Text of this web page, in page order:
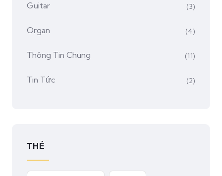
Guitar (3)
Organ (4)
Thông Tin Chung (11)
Tin Tức (2)
THẺ